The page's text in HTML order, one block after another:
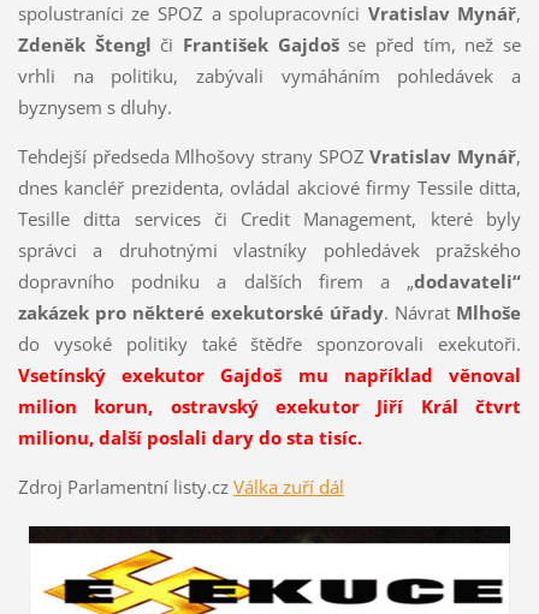
spolustraníci ze SPOZ a spolupracovníci Vratislav Mynář,
Zdeněk Štengl či František Gajdoš se před tím, než se
vrhli na politiku, zabývali vymáháním pohledávek a
byznysem s dluhy.
Tehdejší předseda Mlhošovy strany SPOZVratislav Mynář,
dnes kancléř prezidenta, ovládal akciové firmy Tessile ditta,
Tesille ditta services či Credit Management, které byly
správci a druhotnými vlastníky pohledávek pražského
dopravního podniku a dalších firem a „dodavateli“
zakázek pro některé exekutorské úřady. Návrat Mlhoše
do vysoké politiky také štědře sponzorovali exekutoři.
Vsetínský exekutor Gajdoš mu například věnoval
milion korun, ostravský exekutor Jiří Král čtvrt
milionu, další poslali dary do sta tisíc.
Zdroj Parlamentní listy.cz Válka zuří dál